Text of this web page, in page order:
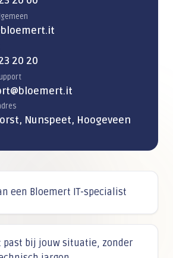
20 20
Nunspeet, Hoogeveen
een Bloemert IT-specialist
past bij jouw situatie, zonder